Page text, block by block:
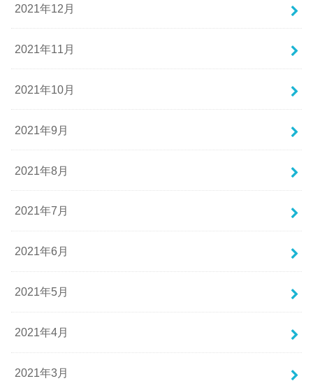
2021年12月
2021年11月
2021年10月
2021年9月
2021年8月
2021年7月
2021年6月
2021年5月
2021年4月
2021年3月